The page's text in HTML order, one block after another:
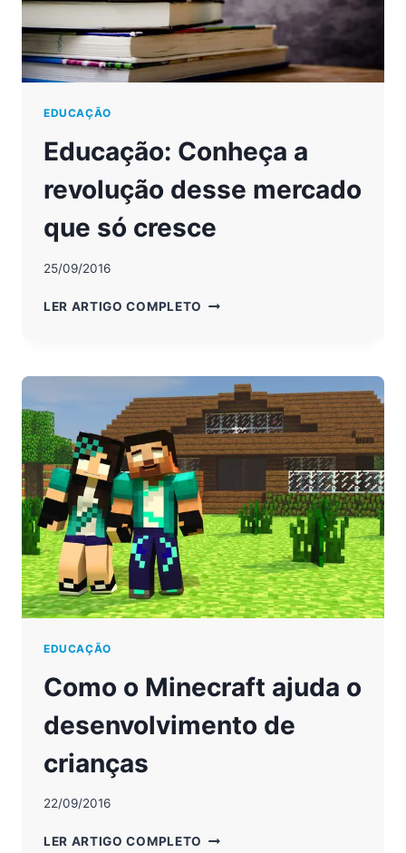
EDUCAÇÃO
Educação: Conheça a
revolução desse mercado
que só cresce
25/09/2016
LER ARTIGO COMPLETO EDUCAÇÃO:
DESSE
MERCADO
QUE
SÓ
CRESCE
EDUCAÇÃO
Como o Minecraft ajuda o
desenvolvimento de
crianças
22/09/2016
LER ARTIGO COMPLETO COMO